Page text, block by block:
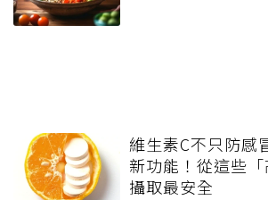
維生素C不只防感
新功能！從這些
攝取最安全